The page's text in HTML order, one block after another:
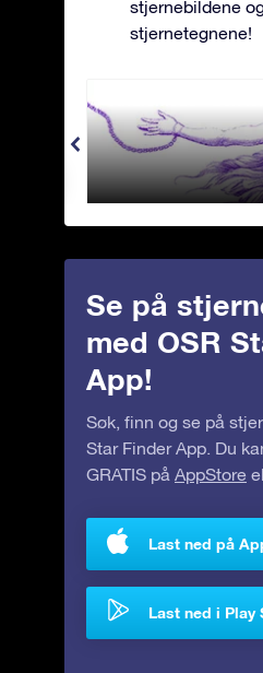
stjernebildene
stjernetegnene!
Andromeda - Den
Se på
med OSR
App!
Søk, finn og se på
Star Finder App. Du
GRATIS på AppStore
Last ned på
Last ned i Play